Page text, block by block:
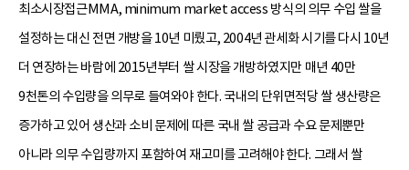
최소시장접근MMA, minimum market access 방식의 의무 수입 쌀을
설정하는 대신 전면 개방을 10년 미뤘고, 2004년 관세화 시기를 다시 10년
더 연장하는 바람에 2015년부터 쌀 시장을 개방하였지만 매년 40만
9천톤의 수입량을 의무로 들여와야 한다. 국내의 단위면적당 쌀 생산량은
증가하고 있어 생산과 소비 문제에 따른 국내 쌀 공급과 수요 문제뿐만
아니라 의무 수입량까지 포함하여 재고미를 고려해야 한다. 그래서 쌀